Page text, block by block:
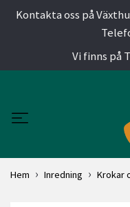
Kontakta oss på
Vi finns på
Hem Inredning Krokar